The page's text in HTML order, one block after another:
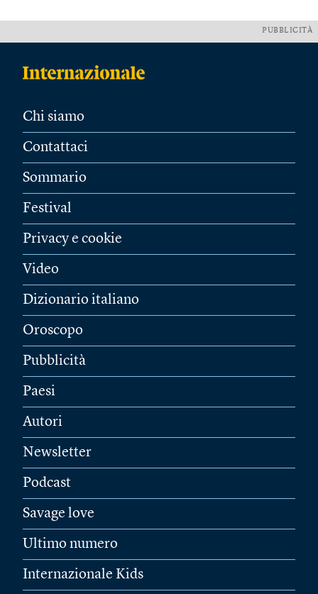
PUBBLICITÀ
Chi siamo
Contattaci
Sommario
Festival
Privacy e cookie
Video
Dizionario italiano
Oroscopo
Pubblicità
Paesi
Autori
Newsletter
Podcast
Savage love
Ultimo numero
Internazionale Kids